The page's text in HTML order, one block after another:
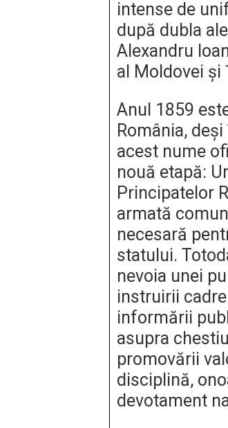
intense de
după dubla
Alexandru
al Moldovei și
Anul 1859
România,
acest nume
nouă etapă:
Principatelor
armată
necesară
statului.
nevoia unei
instruirii
informării
asupra
promovării
disciplină,
devotament